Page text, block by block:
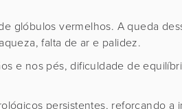
glóbulos vermelhos. A queda
falta de ar e palidez.
e nos pés, dificuldade de
persistentes, reforçando a